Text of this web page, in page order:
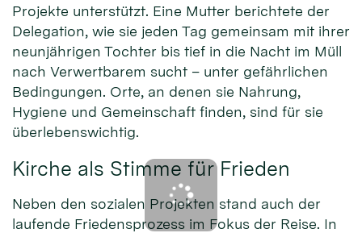
Projekte unterstützt. Eine Mutter berichtete der
Delegation, wie sie jeden Tag gemeinsam mit ihrer
neunjährigen Tochter bis tief in die Nacht im Müll
nach Verwertbarem sucht – unter gefährlichen
Bedingungen. Orte, an denen sie Nahrung,
Hygiene und Gemeinschaft finden, sind für sie
überlebenswichtig.
Kirche als Stimme für Frieden
Neben den sozialen Projekten stand auch der
laufende Friedensprozess im Fokus der Reise. In